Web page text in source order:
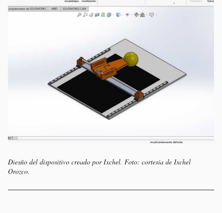
Diesño del dispositivo creado por Ixchel. Foto: cortesía de Ixchel
Orozco.